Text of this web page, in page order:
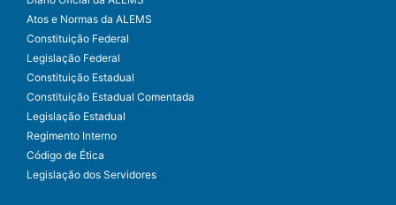
Atos e Normas da ALEMS
Constituição Federal
Legislação Federal
Constituição Estadual
Constituição Estadual Comentada
Legislação Estadual
Regimento Interno
Código de Ética
Legislação dos Servidores